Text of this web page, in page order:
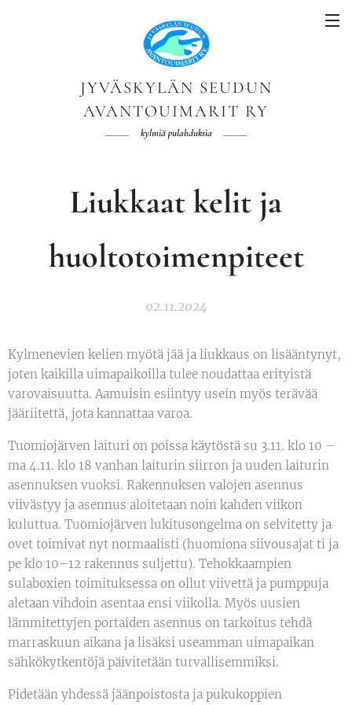
JYVÄSKYLÄN SEUDUN
AVANTOUIMARIT RY
kylmiä pulahduksia
Liukkaat kelit ja
huoltotoimenpiteet
02.11.2024
Kylmenevien kelien myötä jää ja liukkaus on lisääntynyt,
joten kaikilla uimapaikoilla tulee noudattaa erityistä
varovaisuutta. Aamuisin esiintyy usein myös terävää
jääriitettä, jota kannattaa varoa.
Tuomiojärven laituri on poissa käytöstä su 3.11. klo 10 –
ma 4.11. klo 18 vanhan laiturin siirron ja uuden laiturin
asennuksen vuoksi. Rakennuksen valojen asennus
viivästyy ja asennus aloitetaan noin kahden viikon
kuluttua. Tuomiojärven lukitusongelma on selvitetty ja
ovet toimivat nyt normaalisti (huomiona siivousajat ti ja
pe klo 10–12 rakennus suljettu). Tehokkaampien
sulaboxien toimituksessa on ollut viivettä ja pumppuja
aletaan vihdoin asentaa ensi viikolla. Myös uusien
lämmitettyjen portaiden asennus on tarkoitus tehdä
marraskuun aikana ja lisäksi useamman uimapaikan
sähkökytkentöjä päivitetään turvallisemmiksi.
Pidetään yhdessä jäänpoistosta ja pukukoppien